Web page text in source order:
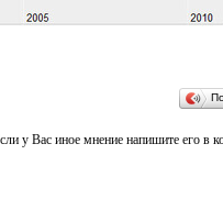
у Вас иное мнение напишите его в